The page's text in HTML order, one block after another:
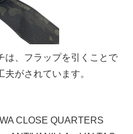
は、フラップを引くことで
がされています。
CLOSE QUARTERS